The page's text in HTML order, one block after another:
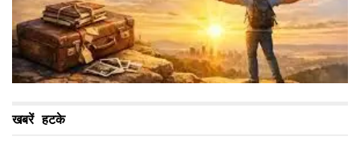
खबरें हटके